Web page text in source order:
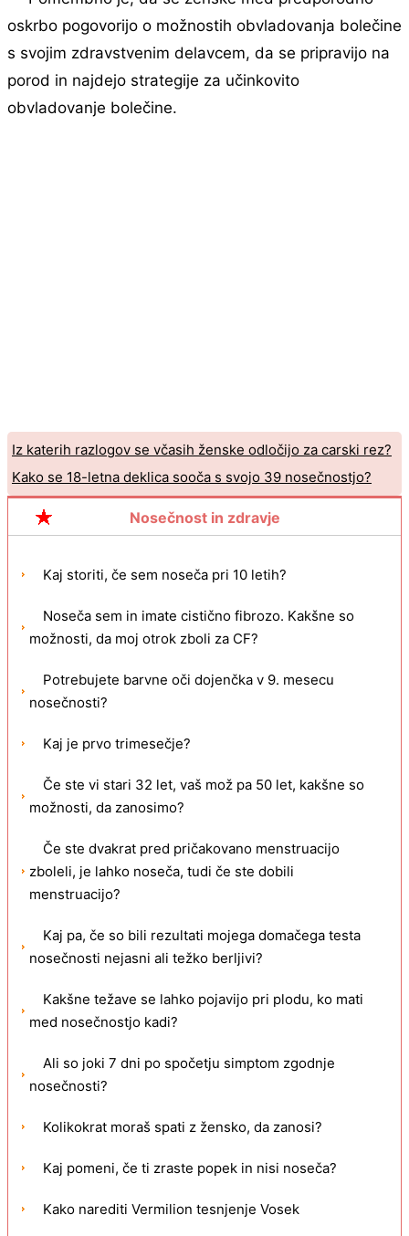
oskrbo pogovorijo o možnostih obvladovanja bolečine
s svojim zdravstvenim delavcem, da se pripravijo na
porod in najdejo strategije za učinkovito
obvladovanje bolečine.
Iz katerih razlogov se včasih ženske odločijo za carski rez?
Kako se 18-letna deklica sooča s svojo 39 nosečnostjo?
Nosečnost in zdravje
Kaj storiti, če sem noseča pri 10 letih?
Noseča sem in imate cistično fibrozo. Kakšne so
možnosti, da moj otrok zboli za CF?
Potrebujete barvne oči dojenčka v 9. mesecu
nosečnosti?
Kaj je prvo trimesečje?
Če ste vi stari 32 let, vaš mož pa 50 let, kakšne so
možnosti, da zanosimo?
Če ste dvakrat pred pričakovano menstruacijo
zboleli, je lahko noseča, tudi če ste dobili
menstruacijo?
Kaj pa, če so bili rezultati mojega domačega testa
nosečnosti nejasni ali težko berljivi?
Kakšne težave se lahko pojavijo pri plodu, ko mati
med nosečnostjo kadi?
Ali so joki 7 dni po spočetju simptom zgodnje
nosečnosti?
Kolikokrat moraš spati z žensko, da zanosi?
Kaj pomeni, če ti zraste popek in nisi noseča?
Kako narediti Vermilion tesnjenje Vosek